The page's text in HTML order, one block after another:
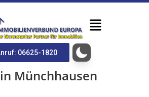
06625-1820
Münchhausen